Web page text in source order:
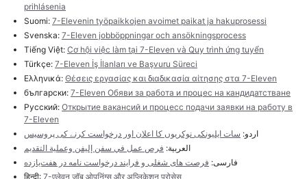
prihlásenia
Suomi: 7-Elevenin työpaikkojen avoimet paikat ja hakuprosessi
Svenska: 7-Eleven jobböppningar och ansökningsprocess
Tiếng Việt: Cơ hội việc làm tại 7-Eleven và Quy trình ứng tuyển
Türkçe: 7-Eleven İş İlanları ve Başvuru Süreci
Ελληνικά: Θέσεις εργασίας και διαδικασία αίτησης στα 7-Eleven
български: 7-Eleven Обяви за работа и процес на кандидатстване
Русский: Открытие вакансий и процесс подачи заявки на работу в
7-Eleven
اردو: سات ایلیونکی نوکریوں کا اعلان اور درخواست کرنے کی پروسیس
العربية: فرص عمل في سفن إليفن وعملية التقديم
فارسی: فرصت های شغلی و فرایند درخواست نامه در هفت‌یازده
हिन्दी: 7-एलेवन जॉब ओपनिंग्स और अप्लिकेशन प्रोसेस